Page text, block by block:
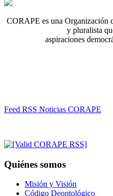
CORAPE es una Organización
y pluralista
aspiraciones
Feed RSS Noticias CORAPE
Quiénes somos
Misión y Visión
Código Deontológico